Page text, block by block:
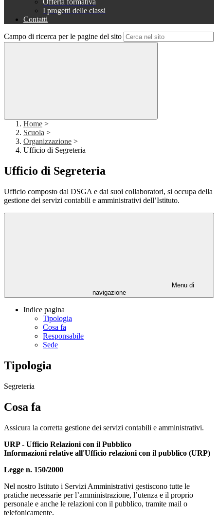
Offerta formativa
I progetti delle classi
Contatti
Campo di ricerca per le pagine del sito
Home >
Scuola >
Organizzazione >
Ufficio di Segreteria
Ufficio di Segreteria
Ufficio composto dal DSGA e dai suoi collaboratori, si occupa della
gestione dei servizi contabili e amministrativi dell’Istituto.
Menu di
navigazione
Indice pagina
Tipologia
Cosa fa
Responsabile
Sede
Tipologia
Segreteria
Cosa fa
Assicura la corretta gestione dei servizi contabili e amministrativi.
URP - Ufficio Relazioni con il Pubblico
Informazioni relative all'Ufficio relazioni con il pubblico (URP)
Legge n. 150/2000
Nel nostro Istituto i Servizi Amministrativi gestiscono tutte le
pratiche necessarie per l’amministrazione, l’utenza e il proprio
personale e anche le relazioni con il pubblico, tramite mail o
telefonicamente.